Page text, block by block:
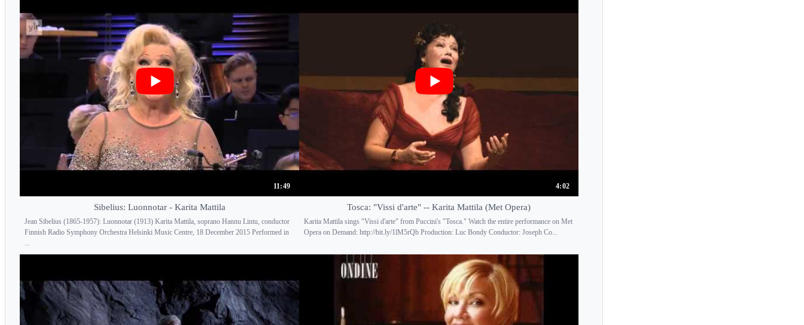
11:49
Sibelius: Luonnotar - Karita Mattila
Jean Sibelius (1865-1957): Luonnotar (1913) Karita Mattila, soprano Hannu Lintu, conductor
Finnish Radio Symphony Orchestra Helsinki Music Centre, 18 December 2015 Performed in
...
4:02
Tosca: "Vissi d'arte" -- Karita Mattila (Met Opera)
Karita Mattila sings "Vissi d'arte" from Puccini's "Tosca." Watch the entire performance on Met
Opera on Demand: http://bit.ly/1lM5rQb Production: Luc Bondy Conductor: Joseph Co...